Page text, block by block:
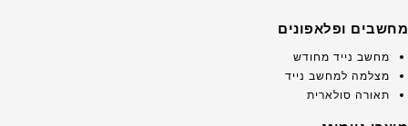
מחשבים ופלאפונים
מחשב נייד מחודש
מצלמה למחשב נייד
תאורה סולארית